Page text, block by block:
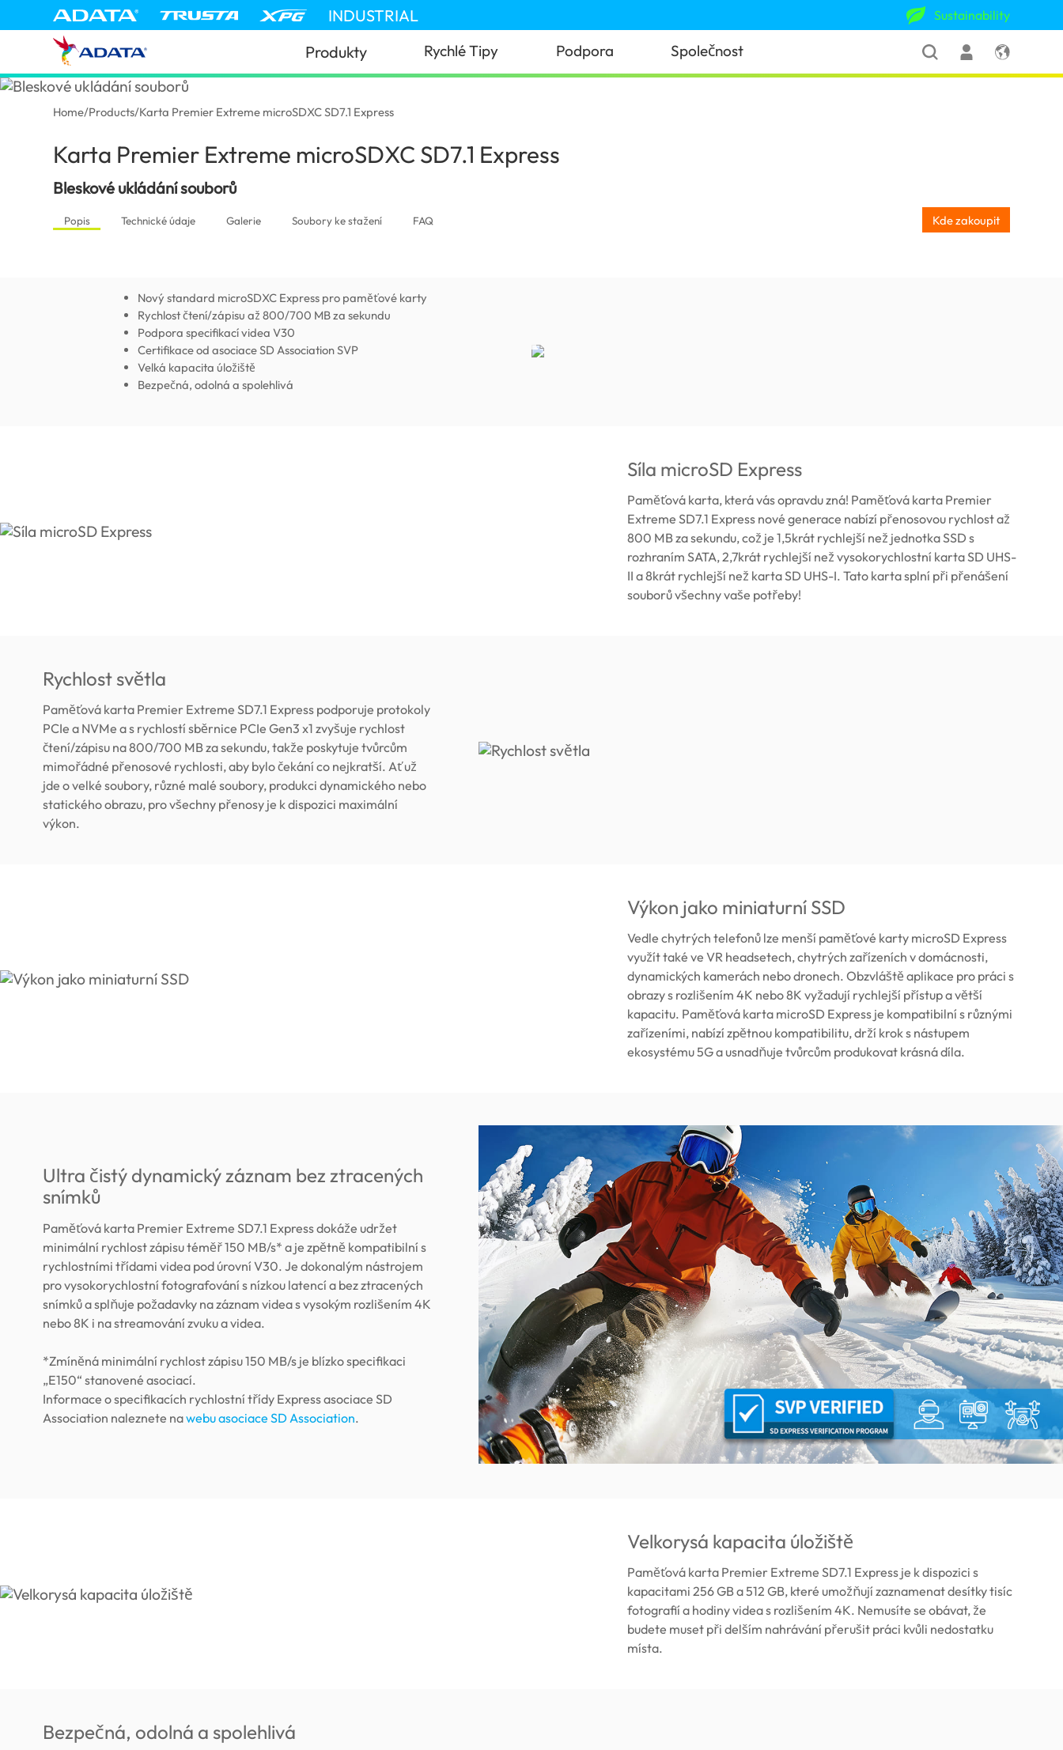
INDUSTRIAL Sustainability
Produkty Rychlé Tipy Podpora Společnost
Home/Products/Karta Premier Extreme microSDXC SD7.1 Express
Karta Premier Extreme microSDXC SD7.1 Express
Bleskové ukládání souborů
Popis Technické údaje Galerie Soubory ke stažení FAQ Kde zakoupit
Nový standard microSDXC Express pro paměťové karty
Rychlost čtení/zápisu až 800/700 MB za sekundu
Podpora specifikací videa V30
Certifikace od asociace SD Association SVP
Velká kapacita úložiště
Bezpečná, odolná a spolehlivá
Síla microSD Express
Paměťová karta, která vás opravdu zná! Paměťová karta Premier
Extreme SD7.1 Express nové generace nabízí přenosovou rychlost až
800 MB za sekundu, což je 1,5krát rychlejší než jednotka SSD s
rozhraním SATA, 2,7krát rychlejší než vysokorychlostní karta SD UHS-
II a 8krát rychlejší než karta SD UHS-I. Tato karta splní při přenášení
souborů všechny vaše potřeby!
Rychlost světla
Paměťová karta Premier Extreme SD7.1 Express podporuje protokoly
PCIe a NVMe a s rychlostí sběrnice PCIe Gen3 x1 zvyšuje rychlost
čtení/zápisu na 800/700 MB za sekundu, takže poskytuje tvůrcům
mimořádné přenosové rychlosti, aby bylo čekání co nejkratší. Ať už
jde o velké soubory, různé malé soubory, produkci dynamického nebo
statického obrazu, pro všechny přenosy je k dispozici maximální
výkon.
Výkon jako miniaturní SSD
Vedle chytrých telefonů lze menší paměťové karty microSD Express
využít také ve VR headsetech, chytrých zařízeních v domácnosti,
dynamických kamerách nebo dronech. Obzvláště aplikace pro práci s
obrazy s rozlišením 4K nebo 8K vyžadují rychlejší přístup a větší
kapacitu. Paměťová karta microSD Express je kompatibilní s různými
zařízeními, nabízí zpětnou kompatibilitu, drží krok s nástupem
ekosystému 5G a usnadňuje tvůrcům produkovat krásná díla.
Ultra čistý dynamický záznam bez ztracených
snímků
Paměťová karta Premier Extreme SD7.1 Express dokáže udržet
minimální rychlost zápisu téměř 150 MB/s* a je zpětně kompatibilní s
rychlostními třídami videa pod úrovní V30. Je dokonalým nástrojem
pro vysokorychlostní fotografování s nízkou latencí a bez ztracených
snímků a splňuje požadavky na záznam videa s vysokým rozlišením 4K
nebo 8K i na streamování zvuku a videa.
*Zmíněná minimální rychlost zápisu 150 MB/s je blízko specifikaci
„E150“ stanovené asociací.
Informace o specifikacích rychlostní třídy Express asociace SD
Association naleznete nawebu asociace SD Association.
Velkorysá kapacita úložiště
Paměťová karta Premier Extreme SD7.1 Express je k dispozici s
kapacitami 256 GB a 512 GB, které umožňují zaznamenat desítky tisíc
fotografií a hodiny videa s rozlišením 4K. Nemusíte se obávat, že
budete muset při delším nahrávání přerušit práci kvůli nedostatku
místa.
Bezpečná, odolná a spolehlivá